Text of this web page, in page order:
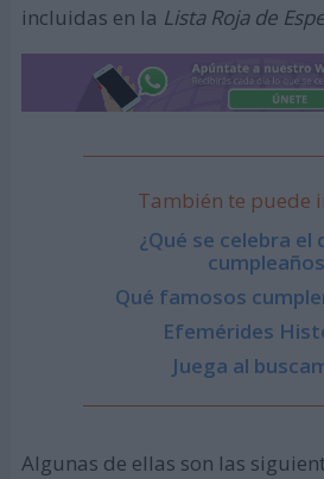
incluidas en la Lista Roja de
También te puede
¿Qué se celebra el
Qué famosos
Efemérides
Juega al
Algunas de ellas son las